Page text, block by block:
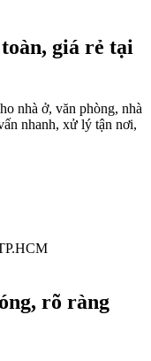
giá rẻ tại
nhà ở, văn phòng, nhà
nhanh, xử lý tận nơi,
rõ ràng